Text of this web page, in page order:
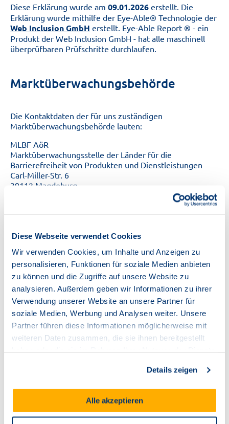
Diese Webseite verwendet Cookies
Wir verwenden Cookies, um Inhalte und Anzeigen zu
personalisieren, Funktionen für soziale Medien anbieten
zu können und die Zugriffe auf unsere Website zu
analysieren. Außerdem geben wir Informationen zu ihrer
Verwendung unserer Website an unsere Partner für
soziale Medien, Werbung und Analysen weiter. Unsere
Partner führen diese Informationen möglicherweise mit
weiteren Daten zusammen, die sie ihnen bereitgestellt
Details zeigen
Alle akzeptieren
Diese Erklärung wurde am 09.01.2026 erstellt. Die
Erklärung wurde mithilfe der Eye-Able® Technologie der
Web Inclusion GmbH erstellt. Eye-Able Report ® - ein
Produkt der Web Inclusion GmbH - hat alle maschinell
überprüfbaren Prüfschritte durchlaufen.
Marktüberwachungsbehörde
Die Kontaktdaten der für uns zuständigen
Marktüberwachungsbehörde lauten:
MLBF AöR
Marktüberwachungsstelle der Länder für die
Barrierefreiheit von Produkten und Dienstleistungen
Carl-Miller-Str. 6
39112 Magdeburg
Kontaktangaben
Sie können alle Fälle von Schwierigkeiten beim Zugriff
auf den Inhalt der Website an uns melden:
TNG Stadtnetz GmbH
Gerhard-Fröhler-Straße 12
24106 Kiel
kommunikation@tng.de
am: 09.01.2026. Für die Webinhalte beim Aufruf durch
Eye-Able wurde der Browser Google Chrome in der
Version 136.0.7103.92 verwendet. Für die geprüfte